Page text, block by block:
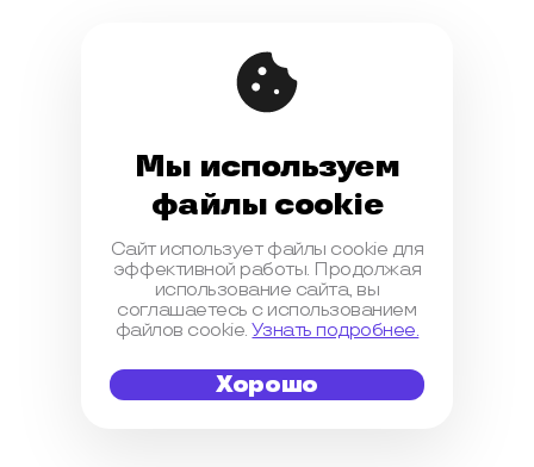
Мы используем
файлы cookie
Сайт использует файлы cookie для
эффективной работы. Продолжая
использование сайта, вы
соглашаетесь с использованием
файлов cookie.Узнать подробнее.
Хорошо